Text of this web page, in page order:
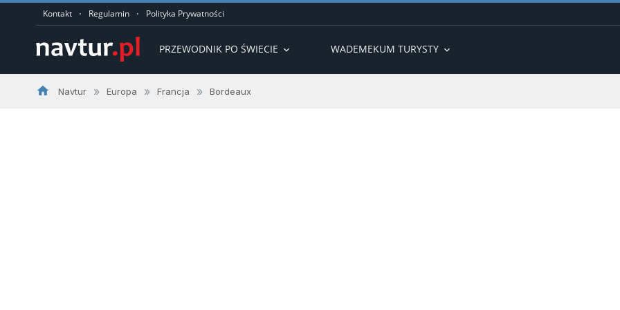
Kontakt · Regulamin · Polityka Prywatności
PRZEWODNIK PO ŚWIECIE expand_more WADEMEKUM TURYSTY expand_more
home Navtur » Europa » Francja » Bordeaux